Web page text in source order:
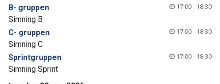
B- gruppen
17:00 - 18:30
Simning B
C- gruppen
17:00 - 18:30
Simning C
Sprintgruppen
17:00 - 18:30
Simning Sprint